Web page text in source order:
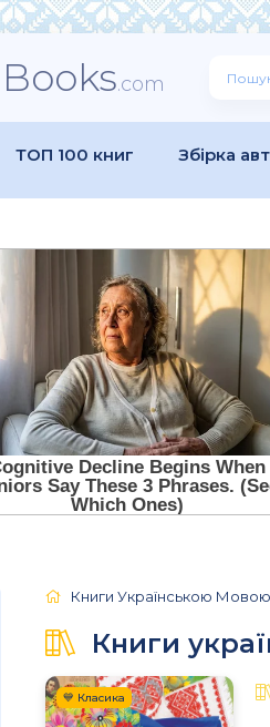
Books.com
ТОП 100 книг Збірка
Книги Українською Мовою
Книги
💙 Класика